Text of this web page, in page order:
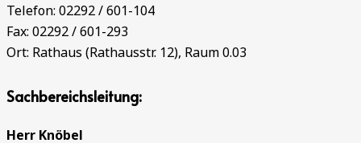
Telefon: 02292 / 601-104
Fax: 02292 / 601-293
Ort: Rathaus (Rathausstr. 12), Raum 0.03
Sachbereichsleitung:
Herr Knöbel